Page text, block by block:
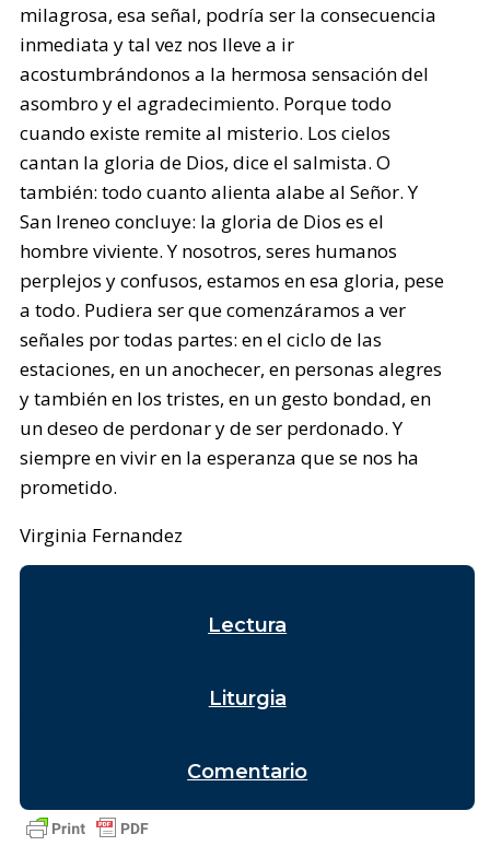
milagrosa, esa señal, podría ser la consecuencia
inmediata y tal vez nos lleve a ir
acostumbrándonos a la hermosa sensación del
asombro y el agradecimiento. Porque todo
cuando existe remite al misterio. Los cielos
cantan la gloria de Dios, dice el salmista. O
también: todo cuanto alienta alabe al Señor. Y
San Ireneo concluye: la gloria de Dios es el
hombre viviente. Y nosotros, seres humanos
perplejos y confusos, estamos en esa gloria, pese
a todo. Pudiera ser que comenzáramos a ver
señales por todas partes: en el ciclo de las
estaciones, en un anochecer, en personas alegres
y también en los tristes, en un gesto bondad, en
un deseo de perdonar y de ser perdonado. Y
siempre en vivir en la esperanza que se nos ha
prometido.
Virginia Fernandez
Lectura
Liturgia
Comentario